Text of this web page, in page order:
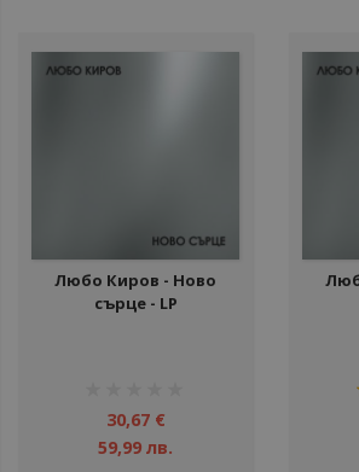
Любо Киров - Ново
сърце - LP
30,67 €
59,99 лв.